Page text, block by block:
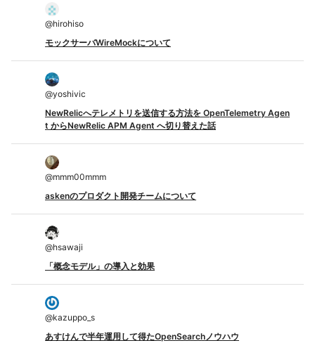
@hirohiso
モックサーバWireMockについて
@yoshivic
NewRelicへテレメトリを送信する方法を OpenTelemetry Agen
t からNewRelic APM Agent へ切り替えた話
@mmm00mmm
askenのプロダクト開発チームについて
@hsawaji
「概念モデル」の導入と効果
@kazuppo_s
あすけんで半年運用して得たOpenSearchノウハウ